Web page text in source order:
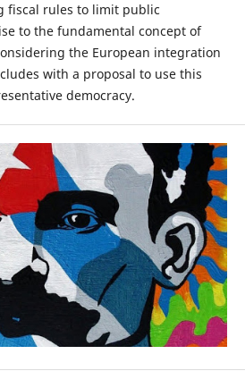
fiscal rules to limit public
to the fundamental concept of
the European integration
with a proposal to use this
democracy.